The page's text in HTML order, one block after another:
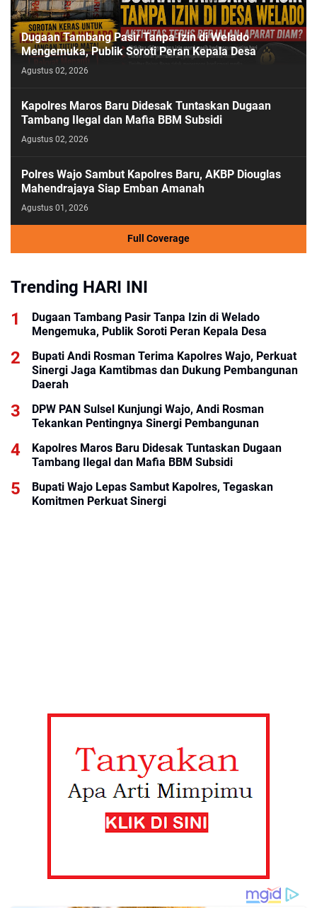
Dugaan Tambang Pasir Tanpa Izin di Welado
Mengemuka, Publik Soroti Peran Kepala Desa
Agustus 02, 2026
Kapolres Maros Baru Didesak Tuntaskan Dugaan
Tambang Ilegal dan Mafia BBM Subsidi
Agustus 02, 2026
Polres Wajo Sambut Kapolres Baru, AKBP Diouglas
Mahendrajaya Siap Emban Amanah
Agustus 01, 2026
Full Coverage
Trending HARI INI
Dugaan Tambang Pasir Tanpa Izin di Welado
Mengemuka, Publik Soroti Peran Kepala Desa
Bupati Andi Rosman Terima Kapolres Wajo, Perkuat
Sinergi Jaga Kamtibmas dan Dukung Pembangunan
Daerah
DPW PAN Sulsel Kunjungi Wajo, Andi Rosman
Tekankan Pentingnya Sinergi Pembangunan
Kapolres Maros Baru Didesak Tuntaskan Dugaan
Tambang Ilegal dan Mafia BBM Subsidi
Bupati Wajo Lepas Sambut Kapolres, Tegaskan
Komitmen Perkuat Sinergi